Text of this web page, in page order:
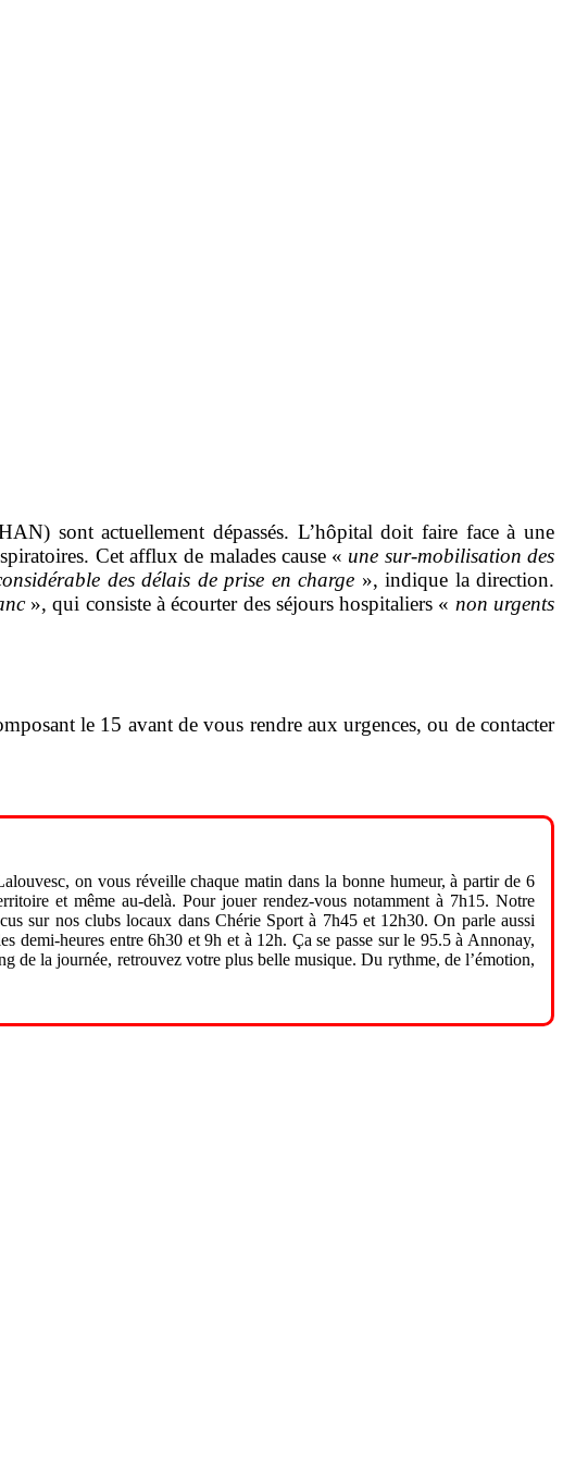
sont actuellement dépassés. L’hôpital doit faire face à une
Cet afflux de malades cause « une sur-mobilisation des
des délais de prise en charge », indique la direction.
», qui consiste à écourter des séjours hospitaliers « non urgents
le 15 avant de vous rendre aux urgences, ou de contacter
on vous réveille chaque matin dans la bonne humeur, à partir de 6
et même au-delà. Pour jouer rendez-vous notamment à 7h15. Notre
sur nos clubs locaux dans Chérie Sport à 7h45 et 12h30. On parle aussi
demi-heures entre 6h30 et 9h et à 12h. Ça se passe sur le 95.5 à Annonay,
de la journée, retrouvez votre plus belle musique. Du rythme, de l’émotion,